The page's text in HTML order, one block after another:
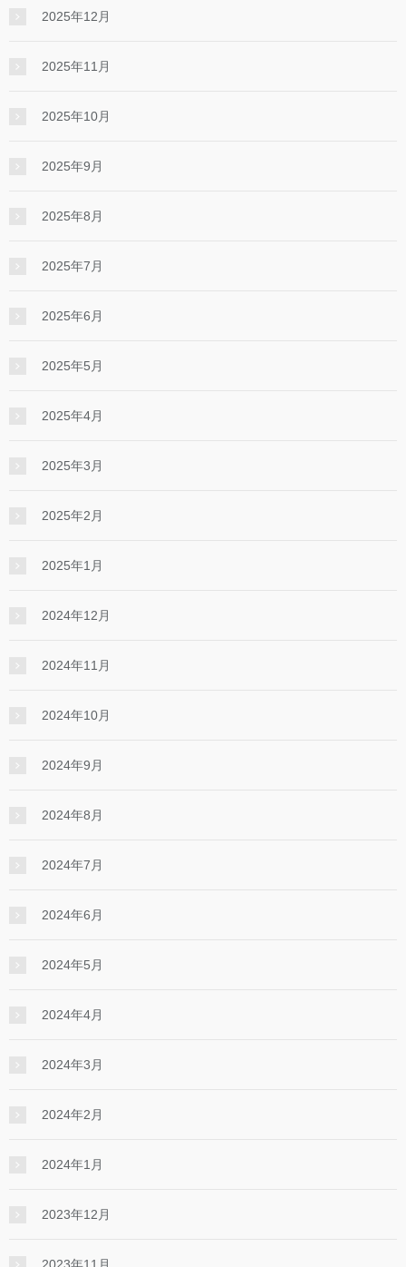
2025年12月
2025年11月
2025年10月
2025年9月
2025年8月
2025年7月
2025年6月
2025年5月
2025年4月
2025年3月
2025年2月
2025年1月
2024年12月
2024年11月
2024年10月
2024年9月
2024年8月
2024年7月
2024年6月
2024年5月
2024年4月
2024年3月
2024年2月
2024年1月
2023年12月
2023年11月